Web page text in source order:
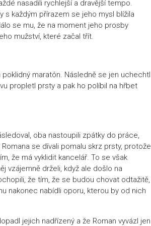
nasadili rychlejší a dravější tempo.
s každým přírazem se jeho mysl blížila
se mu, že na moment jeho prosby
mužství, které začal třít.
poklidný maratón. Následně se jen uchechtl
propletl prsty a pak ho políbil na hřbet
oba nastoupili zpátky do práce,
se dívali pomalu skrz prsty, protože
že má vyklidit kancelář. To se však
vzájemně drželi, když ale došlo na
že tím, že se budou chovat odtažitě,
nakonec nabídli oporu, kterou by od nich
jejich nadřízený a že Roman vyvázl jen